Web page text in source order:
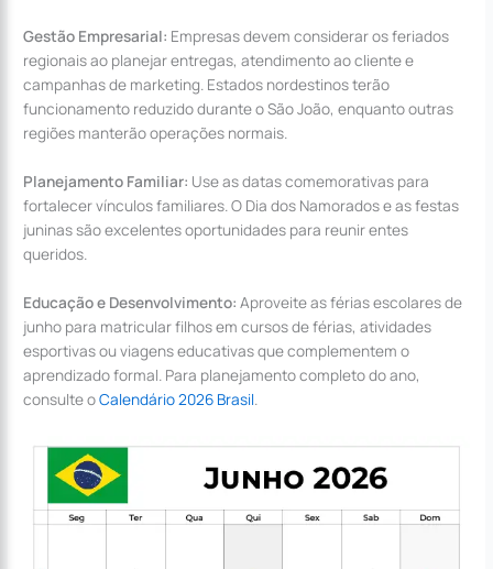
Gestão Empresarial: Empresas devem considerar os feriados
regionais ao planejar entregas, atendimento ao cliente e
campanhas de marketing. Estados nordestinos terão
funcionamento reduzido durante o São João, enquanto outras
regiões manterão operações normais.
Planejamento Familiar: Use as datas comemorativas para
fortalecer vínculos familiares. O Dia dos Namorados e as festas
juninas são excelentes oportunidades para reunir entes
queridos.
Educação e Desenvolvimento: Aproveite as férias escolares de
junho para matricular filhos em cursos de férias, atividades
esportivas ou viagens educativas que complementem o
aprendizado formal. Para planejamento completo do ano,
consulte oCalendário 2026 Brasil.